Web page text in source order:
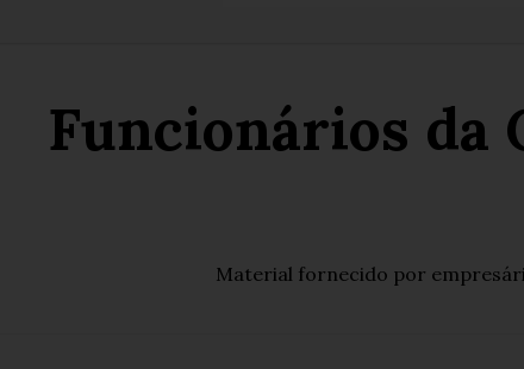
Funcionários da
Material fornecido por